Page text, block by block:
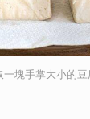
塊手掌大小的